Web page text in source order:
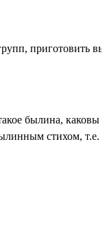
приготовить
былина, каковы
стихом, т.е.